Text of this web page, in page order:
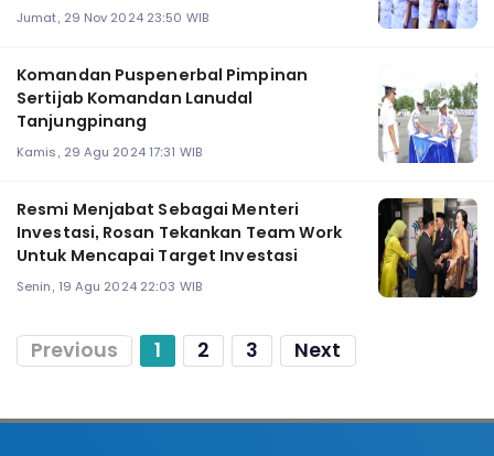
Jumat, 29 Nov 2024 23:50 WIB
Komandan Puspenerbal Pimpinan
Sertijab Komandan Lanudal
Tanjungpinang
Kamis, 29 Agu 2024 17:31 WIB
Resmi Menjabat Sebagai Menteri
Investasi, Rosan Tekankan Team Work
Untuk Mencapai Target Investasi
Senin, 19 Agu 2024 22:03 WIB
Previous 1 2 3 Next